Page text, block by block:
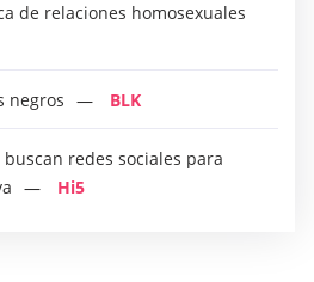
de relaciones homosexuales
negros BLK
buscan redes sociales para
Hi5